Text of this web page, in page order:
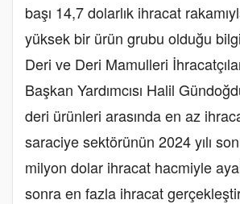
başı 14,7 dolarlık ihracat
yüksek bir ürün grubu olduğu
Deri ve Deri Mamulleri
Başkan Yardımcısı Halil
deri ürünleri arasında en az
saraciye sektörünün 2024 yılı
milyon dolar ihracat hacmiyle
sonra en fazla ihracat